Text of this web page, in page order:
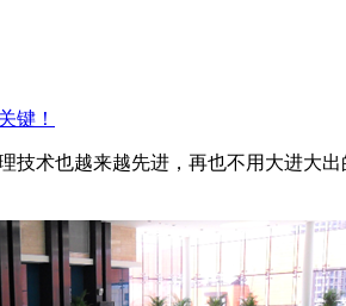
键！
技术也越来越先进，再也不用大进大